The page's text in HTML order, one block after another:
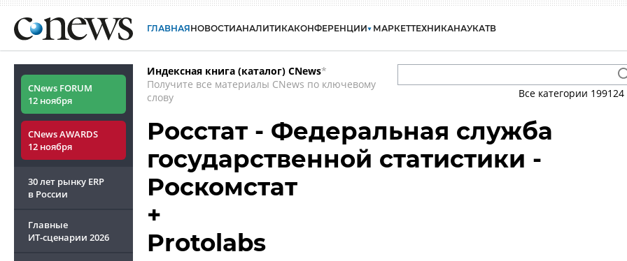
ГЛАВНАЯНОВОСТИАНАЛИТИКАКОНФЕРЕНЦИИ МАРКЕТТЕХНИКАНАУКАТВ
CNews FORUM
12 ноября
CNews AWARDS
12 ноября
30 лет рынку ERP
в России
Главные
ИТ-сценарии 2026
Индексная книга (каталог) CNews*
Получите все материалы CNews по ключевому
слову
Все категории 199124
Росстат - Федеральная служба
государственной статистики -
Роскомстат
+
Protolabs